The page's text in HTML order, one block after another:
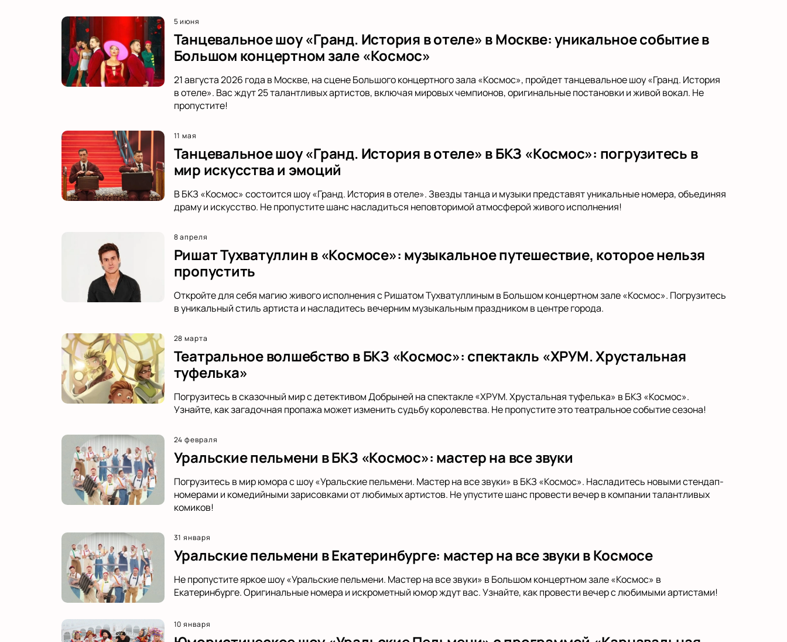
5 июня
Танцевальное шоу «Гранд. История в отеле» в Москве: уникальное событие в
Большом концертном зале «Космос»
21 августа 2026 года в Москве, на сцене Большого концертного зала «Космос», пройдет танцевальное шоу «Гранд. История
в отеле». Вас ждут 25 талантливых артистов, включая мировых чемпионов, оригинальные постановки и живой вокал. Не
пропустите!
11 мая
Танцевальное шоу «Гранд. История в отеле» в БКЗ «Космос»: погрузитесь в
мир искусства и эмоций
В БКЗ «Космос» состоится шоу «Гранд. История в отеле». Звезды танца и музыки представят уникальные номера, объединяя
драму и искусство. Не пропустите шанс насладиться неповторимой атмосферой живого исполнения!
8 апреля
Ришат Тухватуллин в «Космосе»: музыкальное путешествие, которое нельзя
пропустить
Откройте для себя магию живого исполнения с Ришатом Тухватуллиным в Большом концертном зале «Космос». Погрузитесь
в уникальный стиль артиста и насладитесь вечерним музыкальным праздником в центре города.
28 марта
Театральное волшебство в БКЗ «Космос»: спектакль «ХРУМ. Хрустальная
туфелька»
Погрузитесь в сказочный мир с детективом Добрыней на спектакле «ХРУМ. Хрустальная туфелька» в БКЗ «Космос».
Узнайте, как загадочная пропажа может изменить судьбу королевства. Не пропустите это театральное событие сезона!
24 февраля
Уральские пельмени в БКЗ «Космос»: мастер на все звуки
Погрузитесь в мир юмора с шоу «Уральские пельмени. Мастер на все звуки» в БКЗ «Космос». Насладитесь новыми стендап-
номерами и комедийными зарисовками от любимых артистов. Не упустите шанс провести вечер в компании талантливых
комиков!
31 января
Уральские пельмени в Екатеринбурге: мастер на все звуки в Космосе
Не пропустите яркое шоу «Уральские пельмени. Мастер на все звуки» в Большом концертном зале «Космос» в
Екатеринбурге. Оригинальные номера и искрометный юмор ждут вас. Узнайте, как провести вечер с любимыми артистами!
10 января